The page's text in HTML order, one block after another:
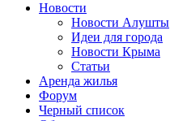
Новости
Новости Алушты
Идеи для города
Новости Крыма
Статьи
Аренда жилья
Форум
Черный список